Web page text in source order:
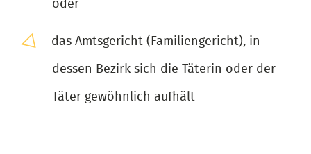
oder
das Amtsgericht (Familiengericht), in
dessen Bezirk sich die Täterin oder der
Täter gewöhnlich aufhält